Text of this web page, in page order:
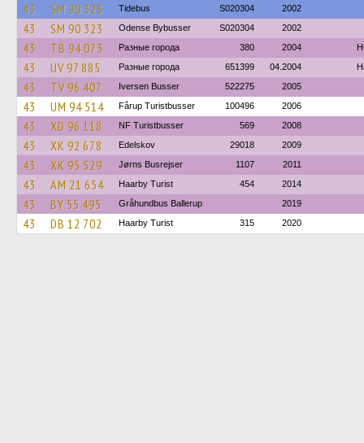
43 SM 90 323 Tidebus S020304 2002
43 SM 90 323 Odense Bybusser S020304 2002
43 TB 94 073 Разные города 380 2004
43 UV 97 885 Разные города 651399 04.2004
43 TV 96 407 Iversen Busser 522275 2005
43 UM 94 514 Fårup Turistbusser 100496 2006
43 XD 96 118 NF Turistbusser 569 2008
43 XK 92 678 Edelskov 29018 2009
43 XK 95 529 Jørns Busrejser 1107 2011
43 AM 21 654 Haarby Turist 454 2014
43 BY 55 495 Gråhundbus Ballerup 2019
43 DB 12 702 Haarby Turist 315 2020